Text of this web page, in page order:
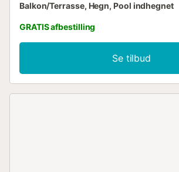
Balkon/Terrasse, Hegn, Pool indhegnet
GRATIS afbestilling
Se tilbud